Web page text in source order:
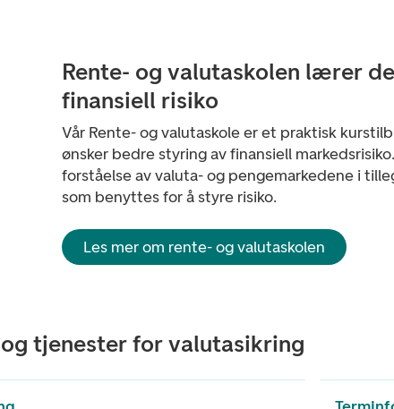
Rente- og valutaskolen lærer
finansiell risiko
Vår Rente- og valutaskole er et praktisk
ønsker bedre styring av finansiell
forståelse av valuta- og pengemarkedene i
som benyttes for å styre risiko.
Les mer om rente- og valutaskolen
tjenester for valutasikring